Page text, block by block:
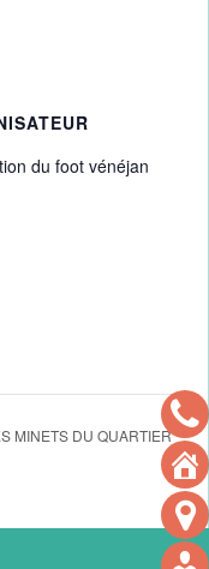
du foot vénéjan
MINETS DU QUARTIER